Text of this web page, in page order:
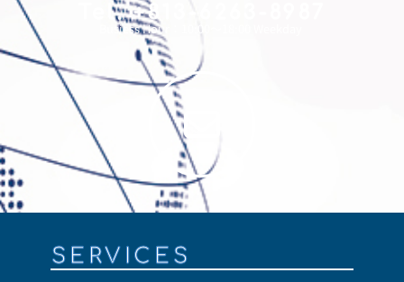
Tel. +813-6263-8987
Busiess Hour：10:00～18:00 Weekday
SERVICES